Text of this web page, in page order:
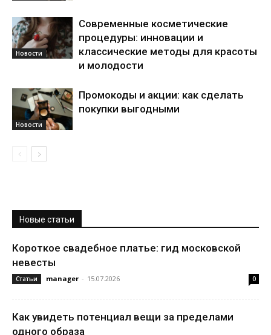
Новости
Современные косметические
процедуры: инновации и
классические методы для красоты
и молодости
Новости
Промокоды и акции: как сделать
покупки выгодными
Новые статьи
Короткое свадебное платье: гид московской
невесты
Статьи manager - 15.07.2026 0
Как увидеть потенциал вещи за пределами
одного образа